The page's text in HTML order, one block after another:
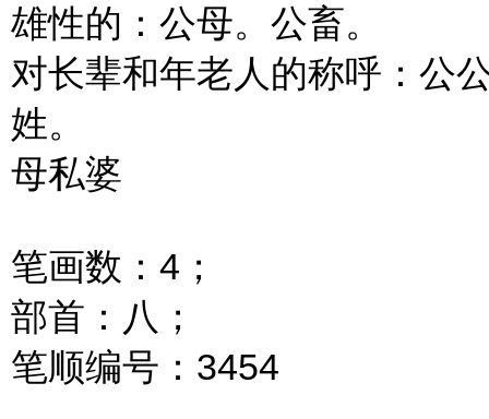
雄性的：公母。公畜。
对长辈和年老人的称呼：公
姓。
母私婆
笔画数：4；
部首：八；
笔顺编号：3454